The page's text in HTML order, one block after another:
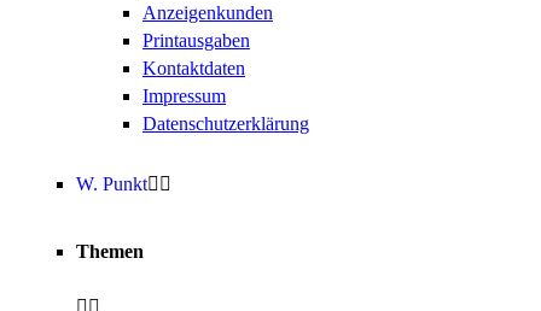
Anzeigenkunden
Printausgaben
Kontaktdaten
Impressum
Datenschutzerklärung
W. Punkt
Themen